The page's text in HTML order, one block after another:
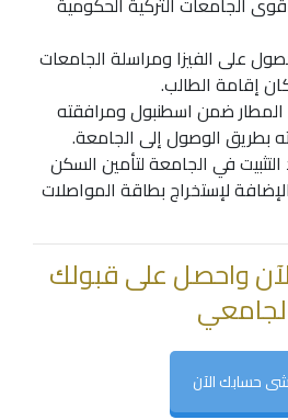
على الفيزا ومراسلة الجامعات
إقامة الطالب.
المطار ضمن اسطنبول ومرافقته
بطريق الوصول إلى الجامعة.
في الجامعة لتأمين السكن
لإستخراج بطاقة المواصلات
واحصل على قبولك
حسابك الآن